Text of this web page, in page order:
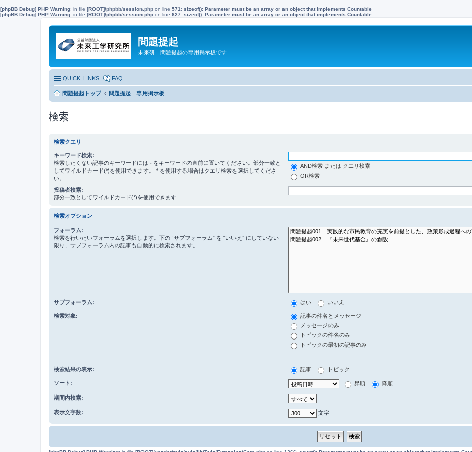
[phpBB Debug] PHP Warning: in file [ROOT]/phpbb/session.php on line 571 : sizeof(): Parameter must be an array or an object that implements Countable
[phpBB Debug] PHP Warning: in file [ROOT]/phpbb/session.php on line 627: sizeof(): Parameter must be an array or an object that implements Countable
問題提起
未来研 問題提起の専用掲示板です
QUICK_LINKS FAQ
問題提起トップ 問題提起 専用掲示板
検索
検索クエリ
キーワード検索:
検索したくない記事のキーワードには - をキーワードの直前に置いてください。部分一致と
してワイルドカード(*)を使用できます。-* を使用する場合はクエリ検索を選択してくださ
い。
AND検索 または クエリ検索
OR検索
投稿者検索:
部分一致としてワイルドカード(*)を使用できます
検索オプション
フォーラム:
検索を行いたいフォーラムを選択します。下の “サブフォーラム” を “いいえ” にしていない
限り、サブフォーラム内の記事も自動的に検索されます。
サブフォーラム: はい いいえ
検索対象:
記事の件名とメッセージ
メッセージのみ
トピックの件名のみ
トピックの最初の記事のみ
検索結果の表示: 記事 トピック
ソート: 昇順 降順
期間内検索:
表示文字数: 文字